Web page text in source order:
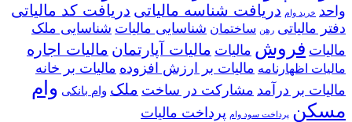
واحد خرید وام دریافت شناسه مالیاتی دریافت کد مالیاتی
دفتر مالیاتی رهن ساختمان شناسایی مالیات شناسایی ملک
مالیات فروش مالیات مالیات آپارتمان مالیات اجاره
مالیات اظهارنامه مالیات بر ارزش افزوده مالیات بر خانه
مالیات بر درآمد مشارکت در ساخت ملک وام بانکی وام
مسکن پرداخت سود وام پرداخت مالیات